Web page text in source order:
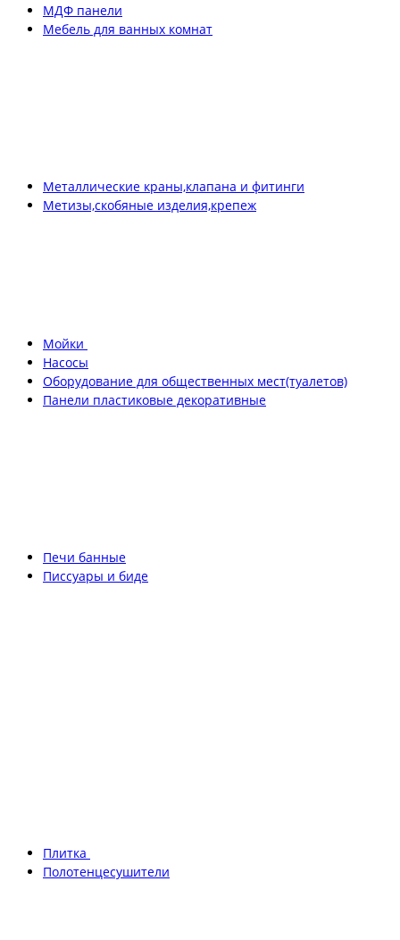
МДФ панели
Мебель для ванных комнат
Металлические краны,клапана и фитинги
Метизы,скобяные изделия,крепеж
Мойки
Насосы
Оборудование для общественных мест(туалетов)
Панели пластиковые декоративные
Печи банные
Писсуары и биде
Плитка
Полотенцесушители